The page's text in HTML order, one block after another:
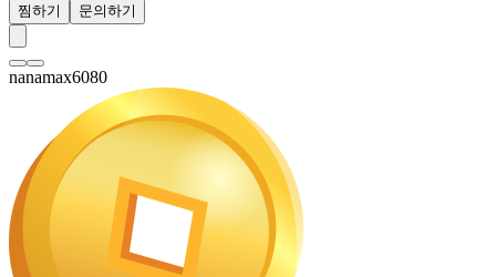
찜하기 문의하기
nanamax6080